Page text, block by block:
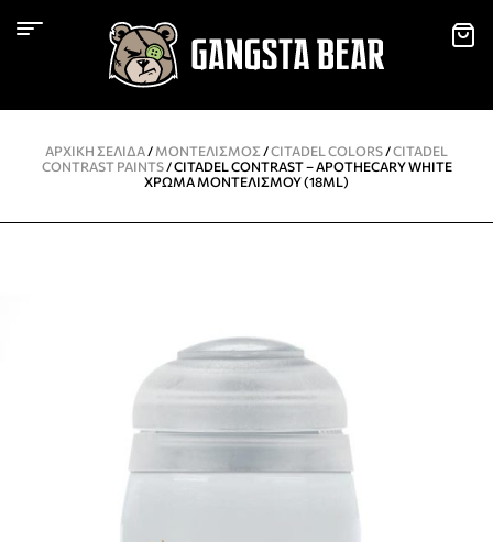
ΑΡΧΙΚΉ ΣΕΛΊΔΑ/ ΜΟΝΤΕΛΙΣΜΌΣ /CITADEL COLORS/CITADEL
CONTRAST PAINTS/ CITADEL CONTRAST – APOTHECARY WHITE
ΧΡΏΜΑ ΜΟΝΤΕΛΙΣΜΟΎ (18ML)